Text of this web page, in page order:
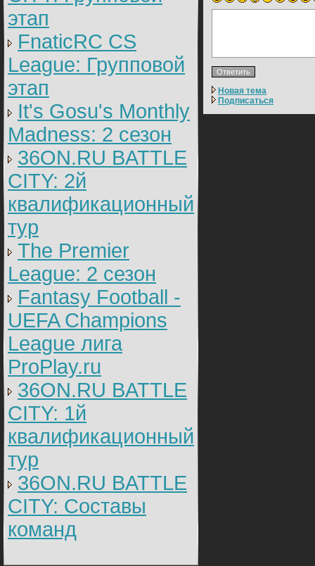
этап
FnaticRC CS
League: Групповой
этап
It's Gosu's Monthly
Madness: 2 сезон
36ON.RU BATTLE
CITY: 2й
квалификационный
тур
The Premier
League: 2 cезон
Fantasy Football -
UEFA Champions
League лига
ProPlay.ru
36ON.RU BATTLE
CITY: 1й
квалификационный
тур
36ON.RU BATTLE
CITY: Составы
команд
Новая тема
Подписаться